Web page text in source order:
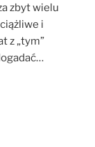
zbyt wielu
i
z „tym”